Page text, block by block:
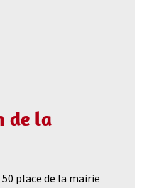
de la
50 place de la mairie